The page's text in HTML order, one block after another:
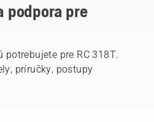
podpora pre
potrebujete pre RC 318T.
príručky, postupy